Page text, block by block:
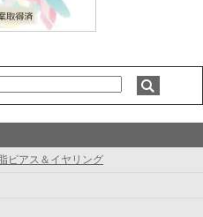
ピアス＆イヤリング